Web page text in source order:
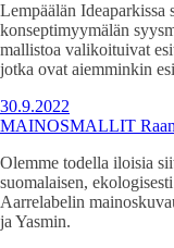
Lempäälän
konseptimyymälän
mallistoa valikoituivat
jotka ovat aiemminkin
30.9.2022
MAINOSMALLIT
Olemme todella iloisia
suomalaisen,
Aarrelabelin
ja Yasmin.